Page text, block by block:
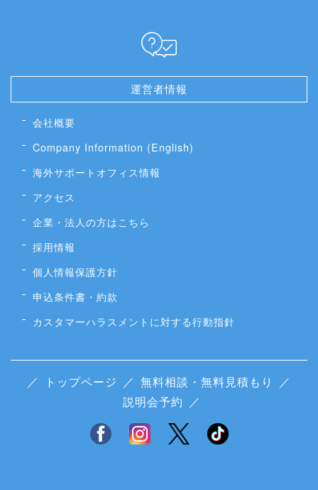
運営者情報
会社概要
Company Information (English)
海外サポートオフィス情報
アクセス
企業・法人の方はこちら
採用情報
個人情報保護方針
申込条件書・約款
カスタマーハラスメントに対する行動指針
／ トップページ ／ 無料相談・無料見積もり
／
説明会予約 ／